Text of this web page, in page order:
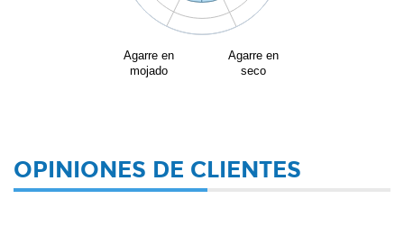
Agarre en
seco
Agarre en
mojado
OPINIONES DE CLIENTES